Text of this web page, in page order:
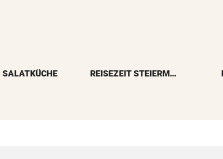
SALATKÜCHE REISEZEIT STEIERMARK